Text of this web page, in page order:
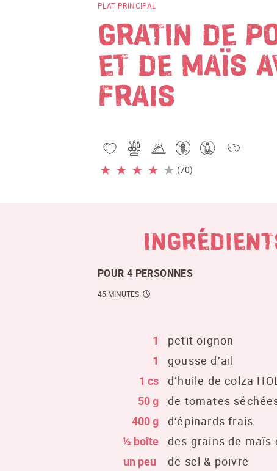
PLAT PRINCIPAL
GRATIN DE
ET DE MAÏS
FRAIS
★ ★ ★ ★ ★ (70)
POUR 4 PERSONNES
45 MINUTES
1
petit oignon
1
gousse d’ail
1 cs
d’huile de colza
50 g
de tomates
400 g
d‘épinards frais
½ boîte
des grains de maïs
un peu
de sel & poivre